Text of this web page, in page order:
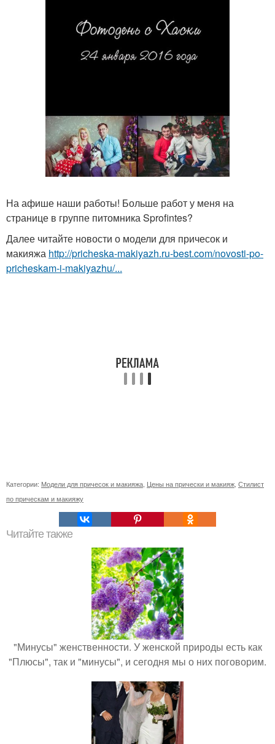
На афише наши работы! Больше работ у меня на
странице в группе питомника Sprofintes?
Далее читайте новости о модели для причесок и
макияжа http://pricheska-makiyazh.ru-best.com/novosti-po-
pricheskam-i-makiyazhu/...
Категории: Модели для причесок и макияжа, Цены на прически и макияж, Стилист
по прическам и макияжу
Читайте также
"Минусы" женственности. У женской природы есть как
"Плюсы", так и "минусы", и сегодня мы о них поговорим.